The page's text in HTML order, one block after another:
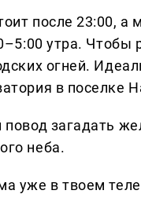
после 23:00, а
утра. Чтобы
огней.
в поселке
загадать
неба.
уже в твоем